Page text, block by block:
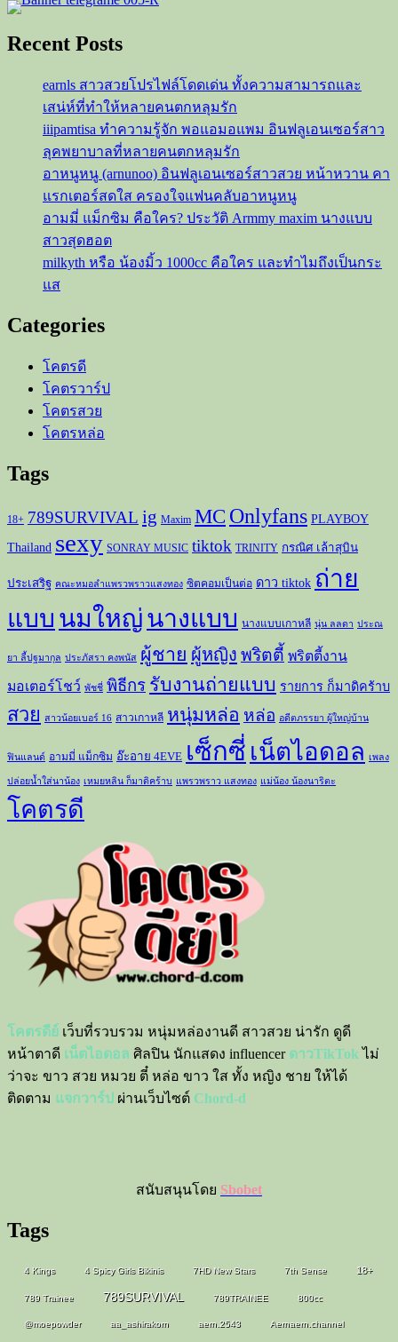
โซ
ล
กำลัง
พูด
ถึง
Recent Posts
earnls สาวสวยโปรไฟล์โดดเด่น ทั้งความสามารถและ
เสน่ห์ที่ทำให้หลายคนตกหลุมรัก
iiipamtisa ทำความรู้จัก พอแอมอแพม อินฟลูเอนเซอร์สาว
ลุคพยาบาลที่หลายคนตกหลุมรัก
อาหนูหนู (arnunoo) อินฟลูเอนเซอร์สาวสวย หน้าหวาน คา
แรกเตอร์สดใส ครองใจแฟนคลับอาหนูหนู
อามมี่ แม็กซิม คือใคร? ประวัติ Armmy maxim นางแบบ
สาวสุดฮอต
milkyth หรือ น้องมิ้ว 1000cc คือใคร และทำไมถึงเป็นกระ
แส
Categories
โคตรดี
โคตรวาร์ป
โคตรสวย
โคตรหล่อ
Tags
18+ 789SURVIVAL ig Maxim MC Onlyfans PLAYBOY
Thailand sexy SONRAY MUSIC tiktok TRINITY กรณิศ เล้าสุบิน
ประเสริฐ คณะหมอลำแพรวพราวแสงทอง ซิตคอมเป็นต่อ ดาว tiktok ถ่าย
แบบ นมใหญ่นางแบบ นางแบบเกาหลี นุ่น ลลดา ประณ
ยา ลี้ปฐมากุล ประภัสรา คงพนัส ผู้ชาย ผู้หญิง พริตตี้ พริตตี้งาน
มอเตอร์โชว์ พัชชี่ พิธีกร รับงานถ่ายแบบ รายการ ก็มาดิคร้าบ
สวย สาวน้อยเบอร์ 16 สาวเกาหลี หนุ่มหล่อ หล่อ อดีตภรรยา ผู้ใหญ่บ้าน
ฟินแลนด์ อามมี่ แม็กซิม อ๊ะอาย 4EVE เซ็กซี่ เน็ตไอดอล เพลง
ปล่อยน้ำใส่นาน้อง เหมยหลิน ก็มาดิคร้าบ แพรวพราว แสงทอง แม่น้อง น้องนาริตะ
โคตรดี
โคตรดีย์ เว็บที่รวบรวม หนุ่มหล่องานดี สาวสวย น่ารัก ดูดี
หน้าตาดี เน็ตไอดอล ศิลปิน นักแสดง influencer ดาวTikTok ไม่
ว่าจะ ขาว สวย หมวย ตี๋ หล่อ ขาว ใส ทั้ง หญิง ชาย ให้ได้
ติดตาม แจกวาร์ป ผ่านเว็บไซต์ Chord-d
สนับสนุนโดย Sbobet
Tags
4 Kings 4 Spicy Girls Bikinis 7HD New Stars 7th Sense 18+
789 Trainee 789SURVIVAL 789TRAINEE 800cc
@moepowder aa_ashirakorn aern.2543 Aernaern.channel